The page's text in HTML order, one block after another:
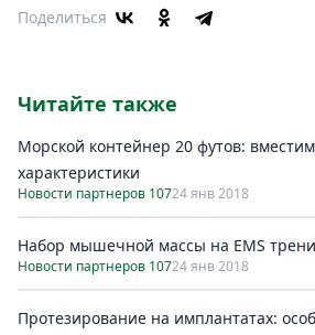
Поделиться
Читайте также
Морской контейнер 20 футов:
характеристики
Новости партнеров 10724 янв 2018
Набор мышечной массы на EMS
Новости партнеров 10724 янв 2018
Протезирование на имплантатах: